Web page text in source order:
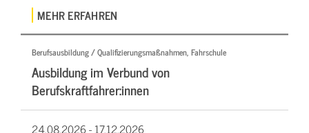
MEHR ERFAHREN
Berufsausbildung / Qualifizierungsmaßnahmen, Fahrschule
Ausbildung im Verbund von
Berufskraftfahrer:innen
24.08.2026 -17.12.2026